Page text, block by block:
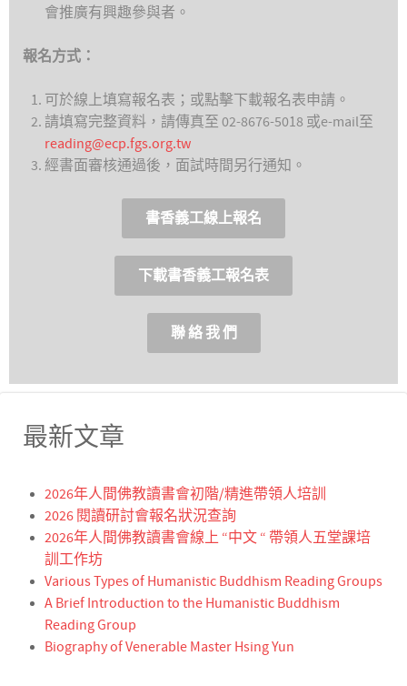
會推廣有興趣參與者。
報名方式：
可於線上填寫報名表；或點擊下載報名表申請。
請填寫完整資料，請傳真至 02-8676-5018 或e-mail至
reading@ecp.fgs.org.tw
經書面審核通過後，面試時間另行通知。
書香義工線上報名
下載書香義工報名表
聯 絡 我 們
最新文章
2026年人間佛教讀書會初階/精進帶領人培訓
2026 閱讀研討會報名狀況查詢
2026年人間佛教讀書會線上 “中文 “ 帶領人五堂課培
訓工作坊
Various Types of Humanistic Buddhism Reading Groups
A Brief Introduction to the Humanistic Buddhism
Reading Group
Biography of Venerable Master Hsing Yun